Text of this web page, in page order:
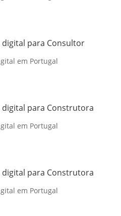
para Consultor
em Portugal
para Construtora
em Portugal
para Construtora
em Portugal